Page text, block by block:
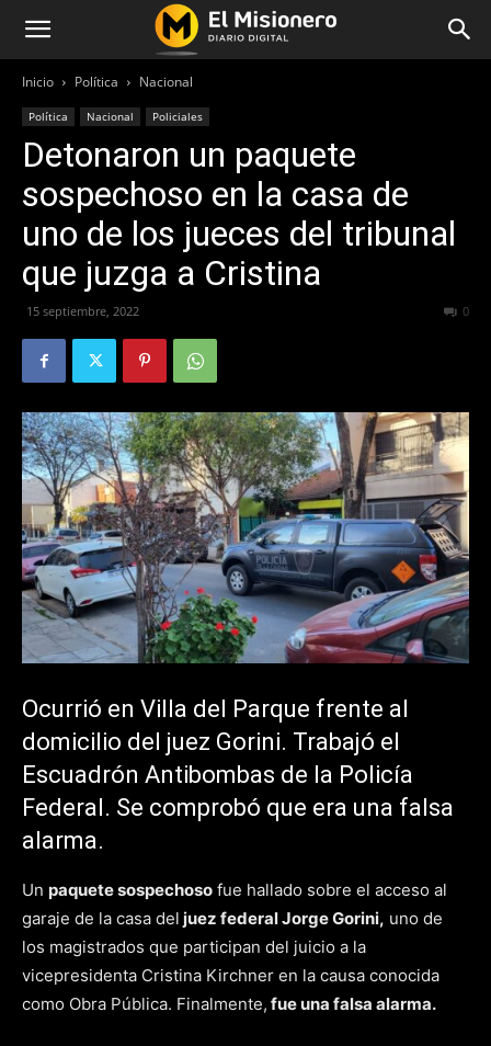
Inicio Política Nacional
Política Nacional Policiales
Detonaron un paquete
sospechoso en la casa de
uno de los jueces del tribunal
que juzga a Cristina
15 septiembre, 2022 0
Ocurrió en Villa del Parque frente al
domicilio del juez Gorini. Trabajó el
Escuadrón Antibombas de la Policía
Federal. Se comprobó que era una falsa
alarma.
Un paquete sospechoso fue hallado sobre el acceso al
garaje de la casa del juez federal Jorge Gorini, uno de
los magistrados que participan del juicio a la
vicepresidenta Cristina Kirchner en la causa conocida
como Obra Pública. Finalmente, fue una falsa alarma.